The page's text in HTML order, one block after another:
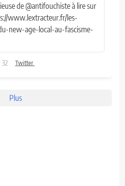
de @antifouchiste à lire sur
www.lextracteur.fr/les-
new-age-local-au-fascisme-
32 Twitter
Plus